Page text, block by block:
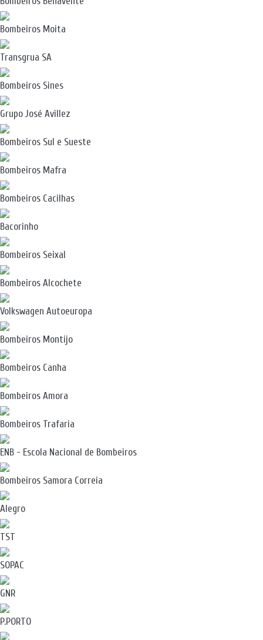
Bombeiros Moita
Transgrua SA
Bombeiros Sines
Grupo José Avillez
Bombeiros Sul e Sueste
Bombeiros Mafra
Bombeiros Cacilhas
Bacorinho
Bombeiros Seixal
Bombeiros Alcochete
Volkswagen Autoeuropa
Bombeiros Montijo
Bombeiros Canha
Bombeiros Amora
Bombeiros Trafaria
ENB - Escola Nacional de Bombeiros
Bombeiros Samora Correia
Alegro
TST
SOPAC
GNR
P.PORTO